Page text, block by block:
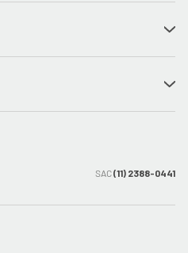
+
+
SAC(11) 2388-0441